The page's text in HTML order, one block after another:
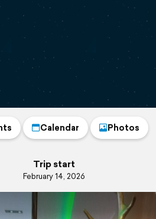
Calendar Photos
Trip start
February 14, 2026